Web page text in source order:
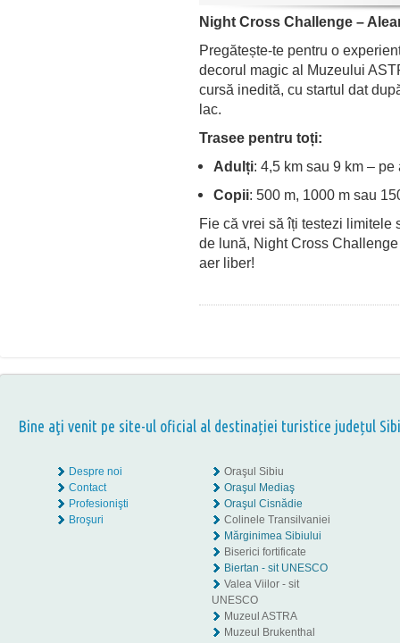
Night Cross Challenge –
Pregătește-te pentru o
decorul magic al Muzeului
cursă inedită, cu startul dat
lac.
Trasee pentru toți:
Adulți: 4,5 km sau 9 km –
Copii: 500 m, 1000 m sau
Fie că vrei să îți testezi limitele
de lună, Night Cross
aer liber!
Bine aţi venit pe site-ul oficial al destinației turistice județul
Despre noi
Contact
Profesionişti
Broşuri
Oraşul Sibiu
Oraşul Mediaş
Oraşul Cisnădie
Colinele Transilvaniei
Mărginimea Sibiului
Biserici fortificate
Biertan - sit UNESCO
Valea Viilor - sit
UNESCO
Muzeul ASTRA
Muzeul Brukenthal